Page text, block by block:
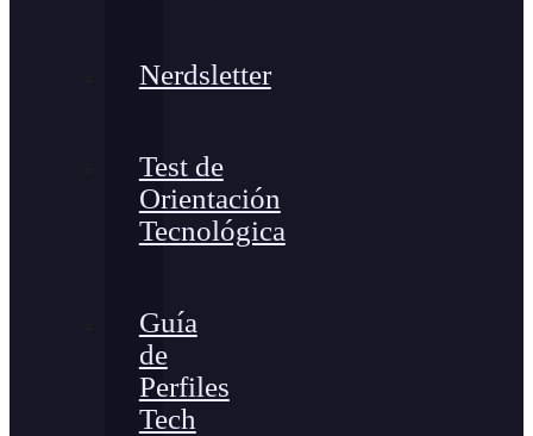
Nerdsletter
Test de
Orientación
Tecnológica
Guía
de
Perfiles
Tech